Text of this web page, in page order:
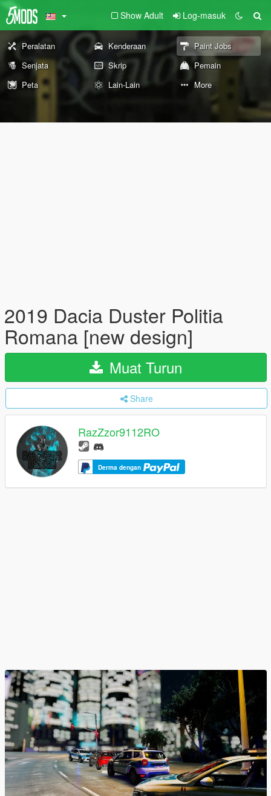
Show Adult Log-masuk
Peralatan Kenderaan
Paint Jobs
Senjata
Skrip
Pemain
Peta
Lain-Lain More
2019 Dacia Duster Politia
Romana [new design]
Muat Turun
Share
RazZzor9112RO
Derma dengan